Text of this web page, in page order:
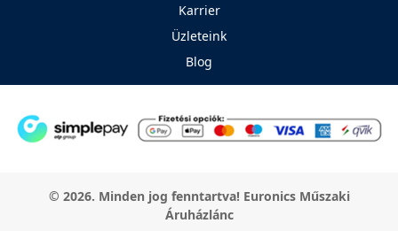
Karrier
Üzleteink
Blog
© 2026. Minden jog fenntartva! Euronics Műszaki
Áruházlánc